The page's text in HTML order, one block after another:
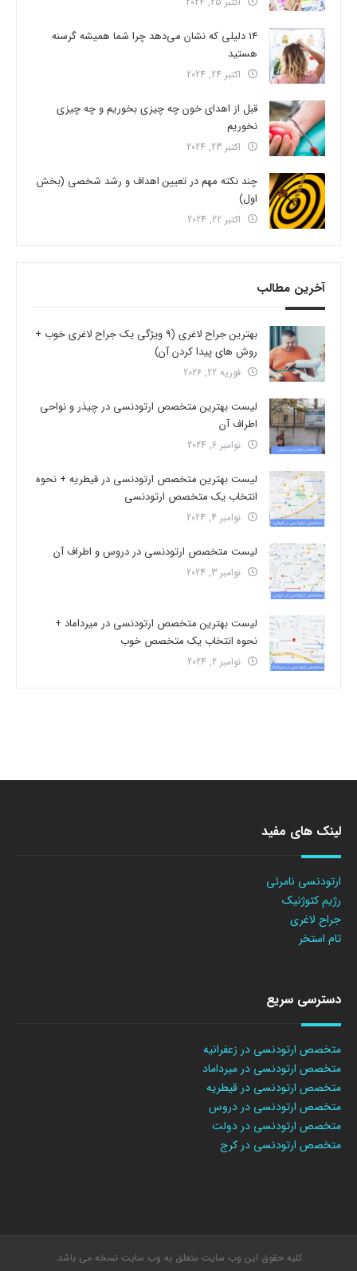
14 دلیلی که نشان می‌دهد چرا شما همیشه گرسنه
هستید
اکتبر 24, 2024
قبل از اهدای خون چه چیزی بخوریم و چه چیزی
نخوریم
اکتبر 23, 2024
چند نکته مهم در تعیین اهداف و رشد شخصی (بخش
اول)
اکتبر 22, 2024
آخرین مطالب
بهترین جراح لاغری (9 ویژگی یک جراح لاغری خوب +
روش های پیدا کردن آن)
فوریه 22, 2026
لیست بهترین متخصص ارتودنسی در چیذر و نواحی
اطراف آن
نوامبر 6, 2024
لیست بهترین متخصص ارتودنسی در قیطریه + نحوه
انتخاب یک متخصص ارتودنسی
نوامبر 4, 2024
لیست متخصص ارتودنسی در دروس و اطراف آن
نوامبر 3, 2024
لیست بهترین متخصص ارتودنسی در میرداماد +
نحوه انتخاب یک متخصص خوب
نوامبر 2, 2024
لینک های مفید
ارتودنسی نامرئی
رژیم کتوژنیک
جراح لاغری
تام استخر
دسترسی سریع
متخصص ارتودنسی در زعفرانیه
متخصص ارتودنسی در میرداماد
متخصص ارتودنسی در قیطریه
متخصص ارتودنسی در دروس
متخصص ارتودنسی در دولت
متخصص ارتودنسی در کرج
کلیه حقوق این وب سایت متعلق به وب سایت نسخه می باشد.